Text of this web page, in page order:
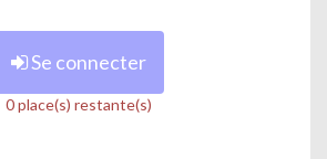
Se connecter
0 place(s) restante(s)